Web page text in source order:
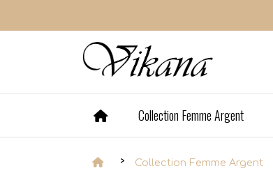
Collection Femme Argent
Collection Femme Argent